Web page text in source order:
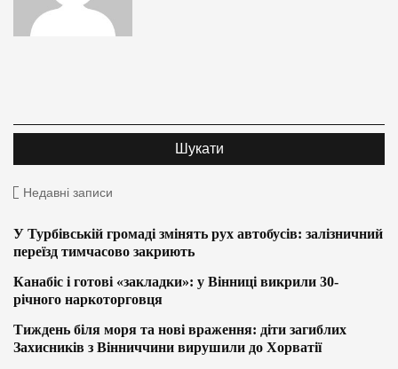
Недавні записи
У Турбівській громаді змінять рух автобусів: залізничний
переїзд тимчасово закриють
Канабіс і готові «закладки»: у Вінниці викрили 30-
річного наркоторговця
Тиждень біля моря та нові враження: діти загиблих
Захисників з Вінниччини вирушили до Хорватії